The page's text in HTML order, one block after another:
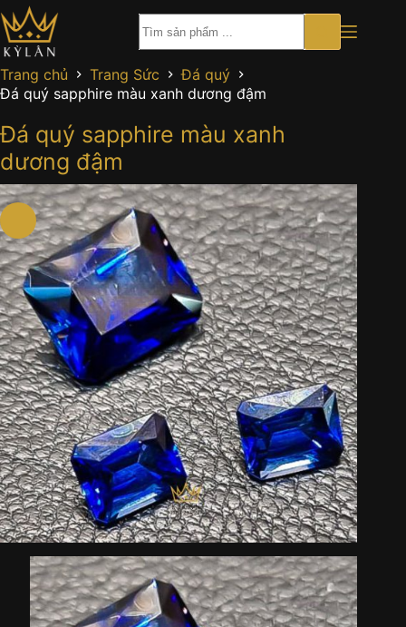
Chuyển
đến
phần
nội
dung
Trang chủ Trang Sức
Đá quý
Đá quý sapphire màu xanh dương đậm
Đá quý sapphire màu xanh
dương đậm